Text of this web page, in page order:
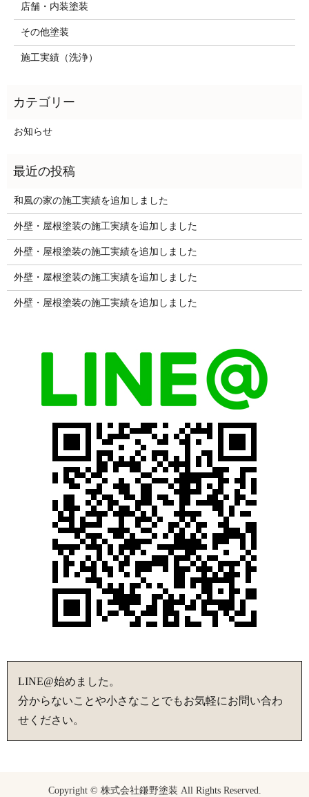
店舗・内装塗装
その他塗装
施工実績（洗浄）
お知らせ
和風の家の施工実績を追加しました
外壁・屋根塗装の施工実績を追加しました
外壁・屋根塗装の施工実績を追加しました
外壁・屋根塗装の施工実績を追加しました
外壁・屋根塗装の施工実績を追加しました
LINE@始めました。
分からないことや小さなことでもお気軽にお問い合わ
せください。
Copyright © 株式会社鎌野塗装 All Rights Reserved.